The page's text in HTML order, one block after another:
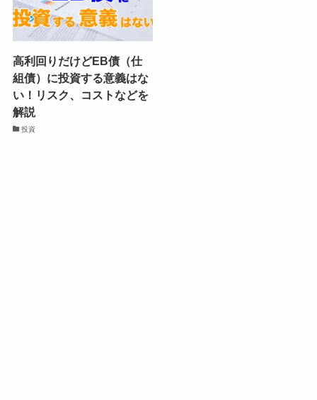
高利回りだけどEB債（仕
組債）に投資する意義はな
い！リスク、コストなどを
解説
投資